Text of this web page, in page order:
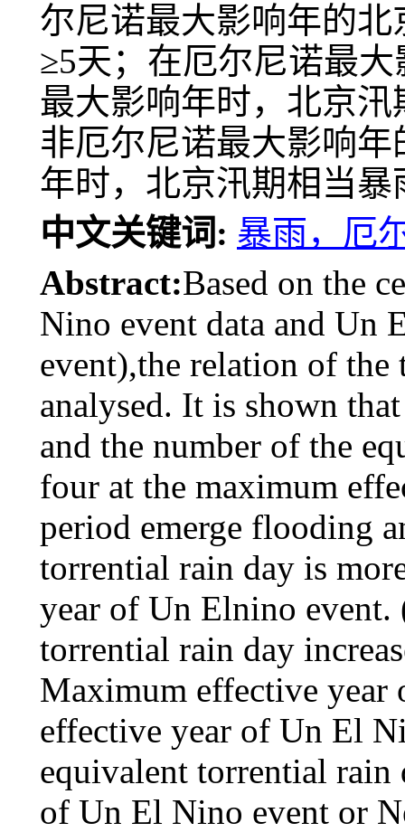
尔尼诺最大影响年的
≥5天；在厄尔尼诺最
最大影响年时，北京
非厄尔尼诺最大影响
年时，北京汛期相当
中文关键词: 暴雨，厄
Abstract:Based on the
Nino event data and Un
event),the relation of
analysed. It is shown
and the number of the
four at the maximum
period emerge flooding
torrential rain day is
year of Un Elnino event.
torrential rain day
Maximum effective
effective year of Un El
equivalent torrential rain
of Un El Nino event or